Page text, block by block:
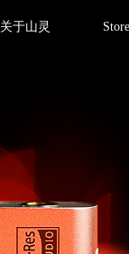
关于山灵 Store